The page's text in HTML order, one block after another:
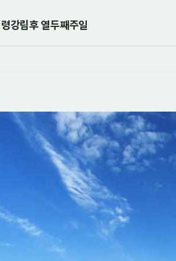
강림후 열두째주일